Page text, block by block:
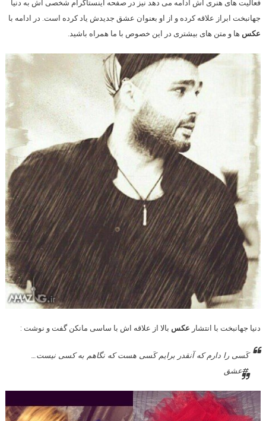
فعالیت های هنری اش ادامه می دهد نیز در صفحه اینستاگرام شخصی اش به دنیا
جهانبخت ابراز علاقه کرده و از او بعنوان عشق جدیدش یاد کرده است. در ادامه با
عکسها و متن های بیشتری در این خصوص با ما همراه باشید.
دنیا جهانبخت با انتشار عکسبالا از علاقه اش با ساسی مانکن گفت و نوشت :
کَسى را دارم که آنقدر برایم کَسى هست که نگاهم به کسى نیست…
#عشق